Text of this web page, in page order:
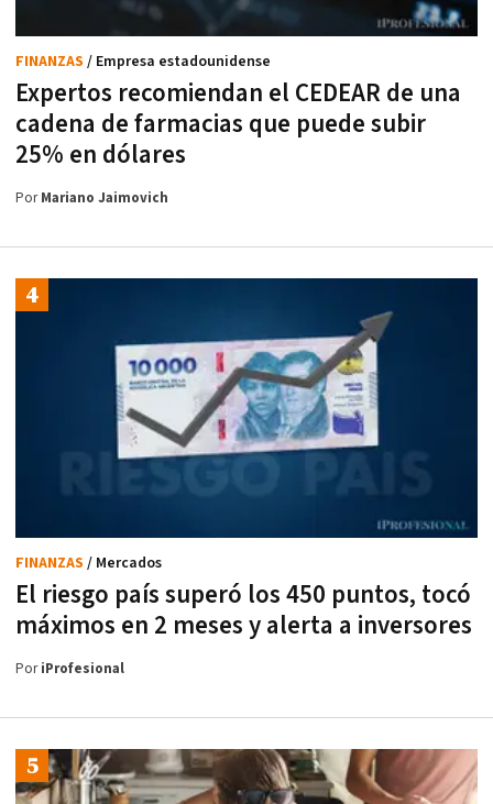
Expertos recomiendan el CEDEAR de una
cadena de farmacias que puede subir
25% en dólares
FINANZAS / Empresa estadounidense
PorMariano Jaimovich
El riesgo país superó los 450 puntos, tocó
máximos en 2 meses y alerta a inversores
FINANZAS / Mercados
PoriProfesional